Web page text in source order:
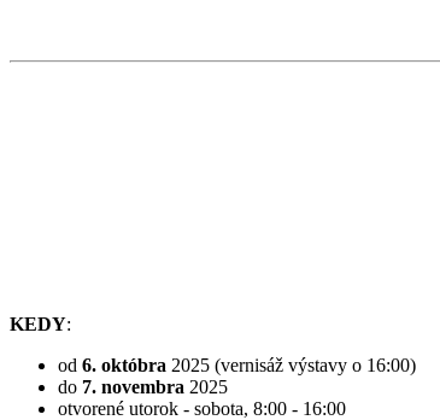
KEDY:
od 6. októbra 2025 (vernisáž výstavy o 16:00)
do 7. novembra 2025
otvorené utorok - sobota, 8:00 - 16:00